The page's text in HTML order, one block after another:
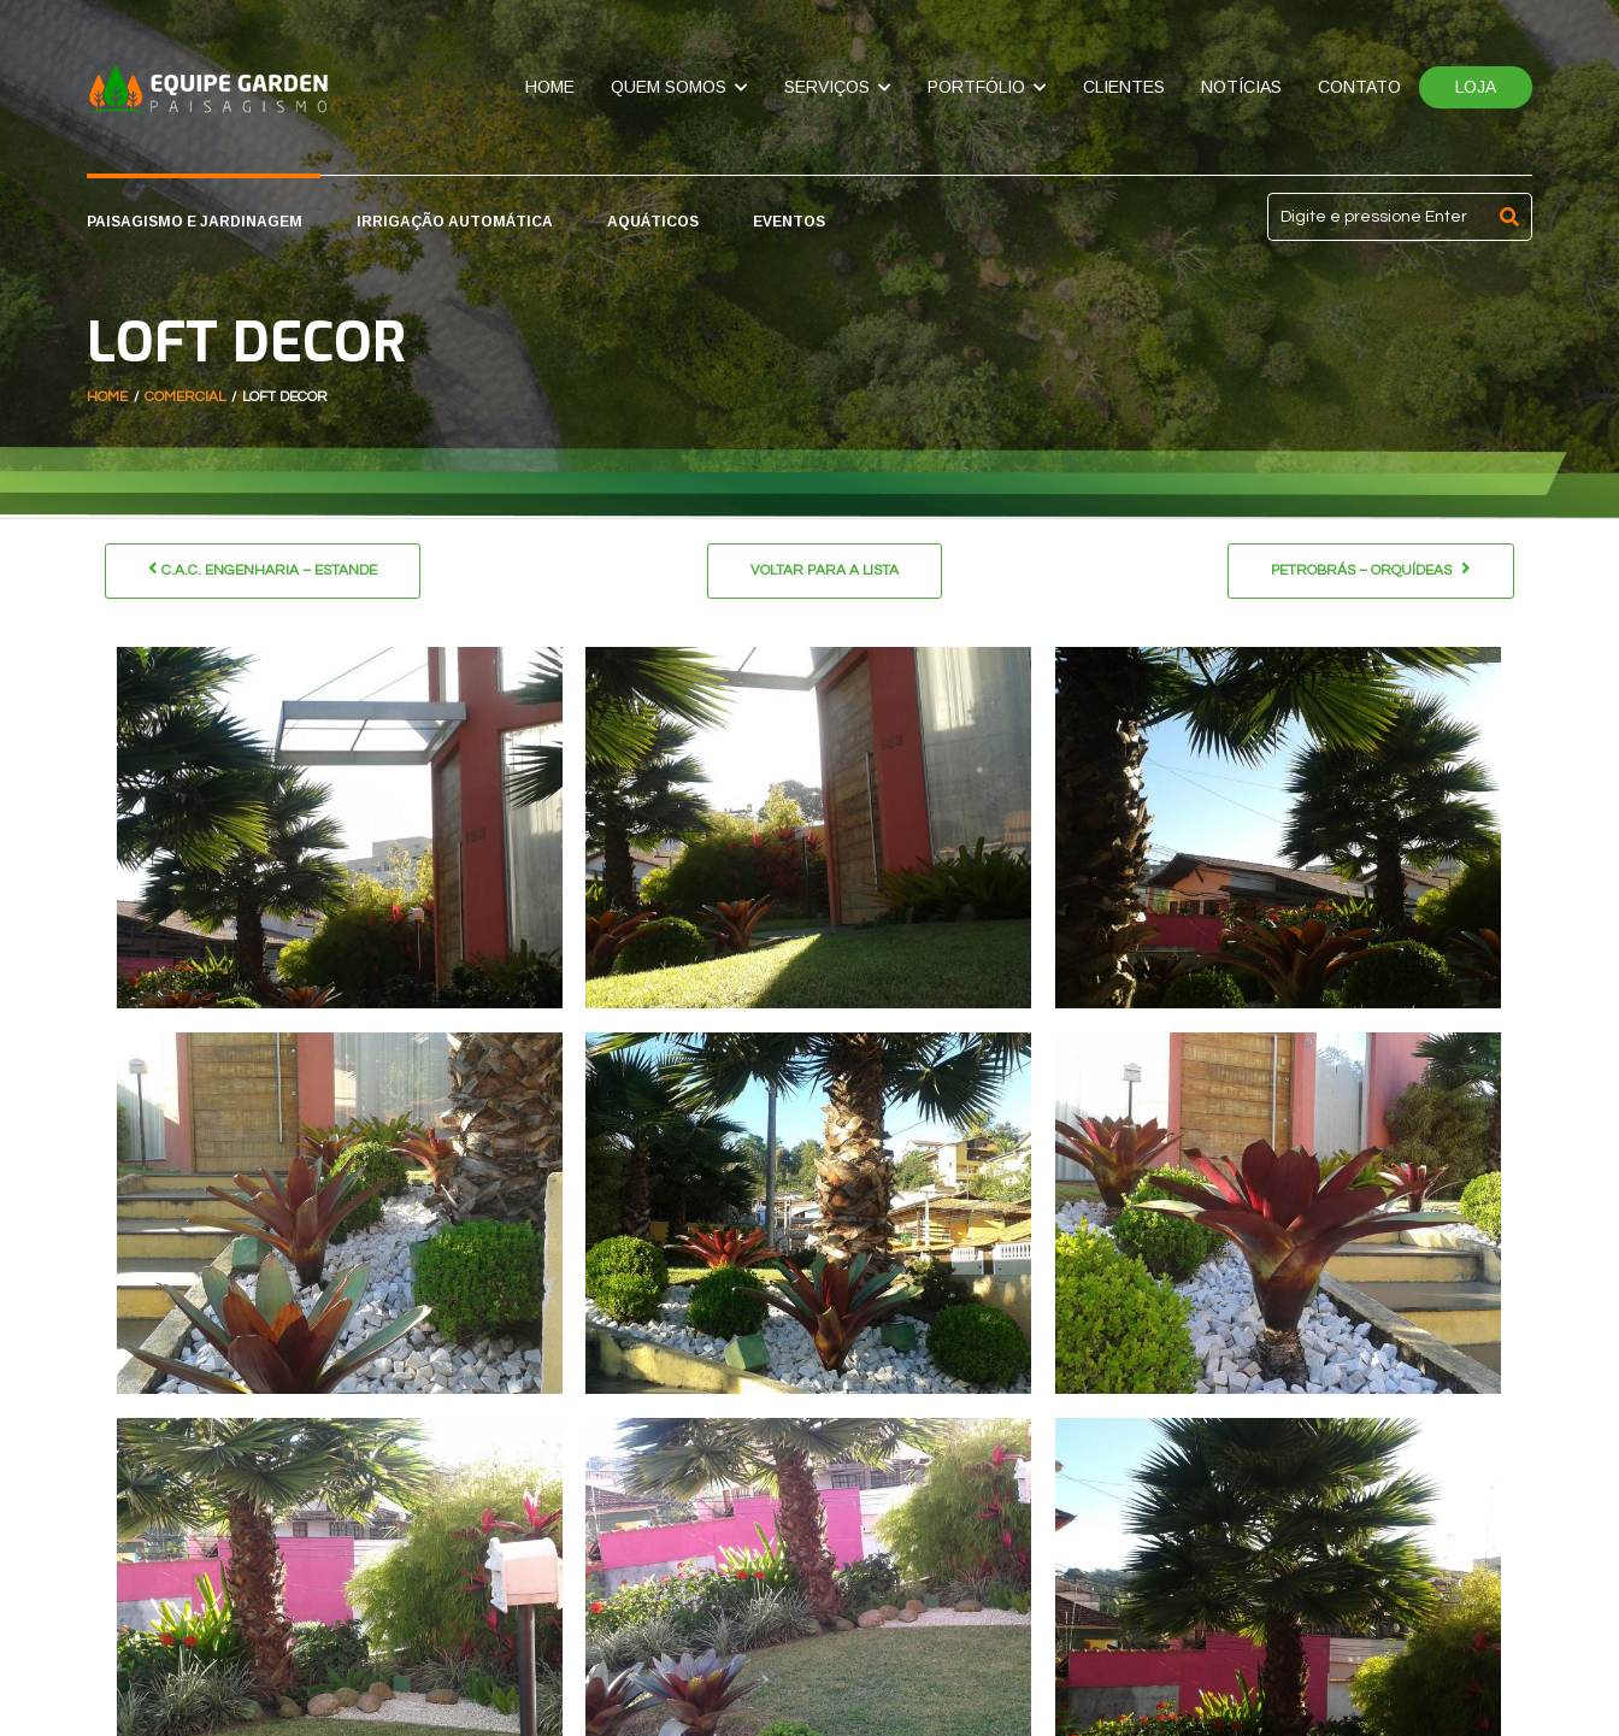
HOME QUEM SOMOS SERVIÇOS PORTFÓLIO CLIENTES NOTÍCIAS CONTATO LOJA
PAISAGISMO E JARDINAGEM IRRIGAÇÃO AUTOMÁTICA AQUÁTICOS EVENTOS
LOFT DECOR
HOME / COMERCIAL / LOFT DECOR
C.A.C. ENGENHARIA – ESTANDE VOLTAR PARA A LISTA PETROBRÁS – ORQUÍDEAS